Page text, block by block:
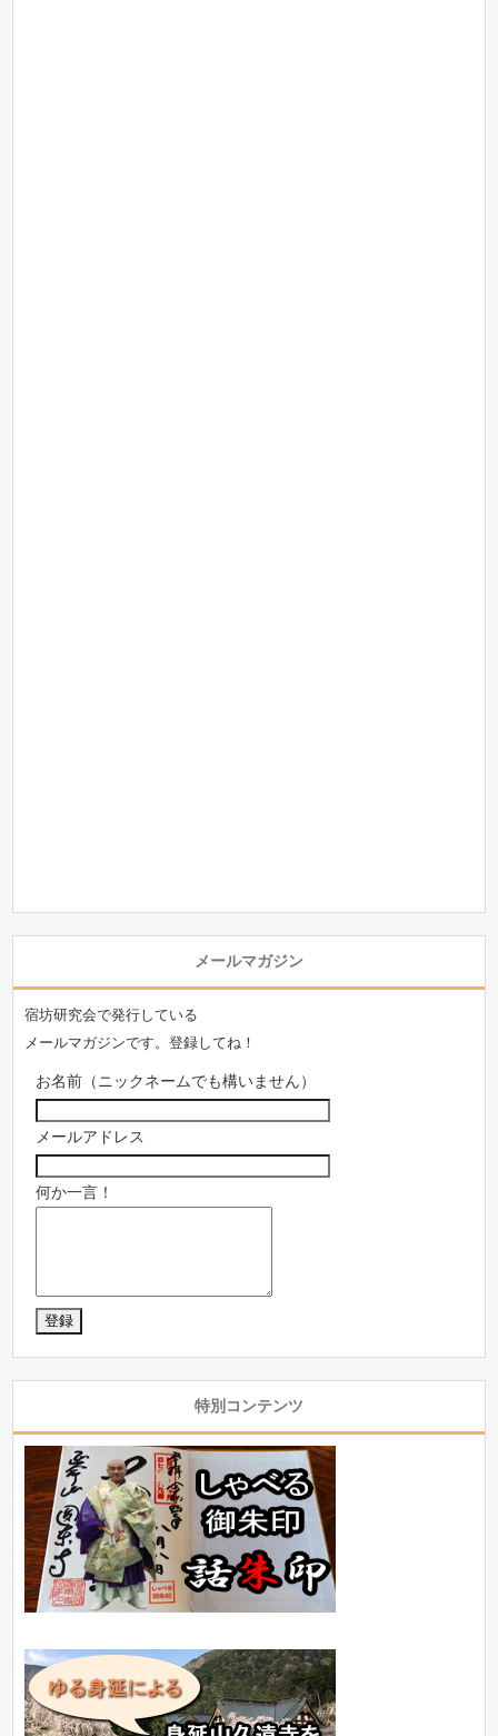
メールマガジン
宿坊研究会で発行している
メールマガジンです。登録してね！
お名前（ニックネームでも構いません）
メールアドレス
何か一言！
特別コンテンツ